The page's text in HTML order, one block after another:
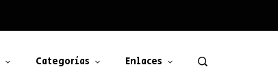
Categorías Enlaces